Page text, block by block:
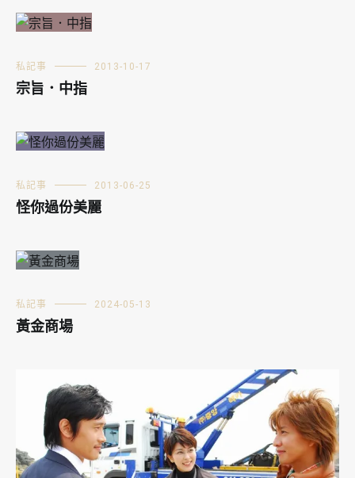
私記事 2013-10-17
宗旨．中指
私記事 2013-06-25
怪你過份美麗
私記事 2024-05-13
黃金商場